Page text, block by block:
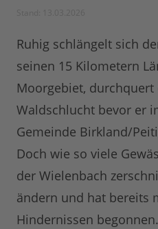
Ruhig schlängelt sich
seinen 15 Kilometern
Moorgebiet, durchquert
Waldschlucht bevor er
Gemeinde Birkland/
Doch wie so viele
der Wielenbach
ändern und hat bereits
Hindernissen begonnen.